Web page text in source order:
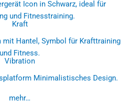
Kraft
Vibration
mehr…